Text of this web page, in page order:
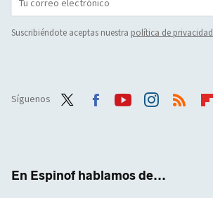
Suscribiéndote aceptas nuestra política de privacidad
Síguenos
En Espinof hablamos de...